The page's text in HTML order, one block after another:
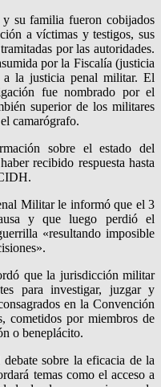
su familia fueron cobijados
a víctimas y testigos, sus
por las autoridades.
por la Fiscalía (justicia
a la justicia penal militar. El
fue nombrado por el
superior de los militares
camarógrafo.
sobre el estado del
recibido respuesta hasta
Militar le informó que el 3
y que luego perdió el
«resultando imposible
que la jurisdicción militar
para investigar, juzgar y
en la Convención
cometidos por miembros de
o beneplácito.
sobre la eficacia de la
temas como el acceso a